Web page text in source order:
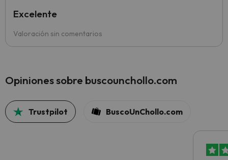
Valoración sin comentarios
Excelente
Opiniones sobre buscounchollo.com
Trustpilot BuscoUnChollo.com